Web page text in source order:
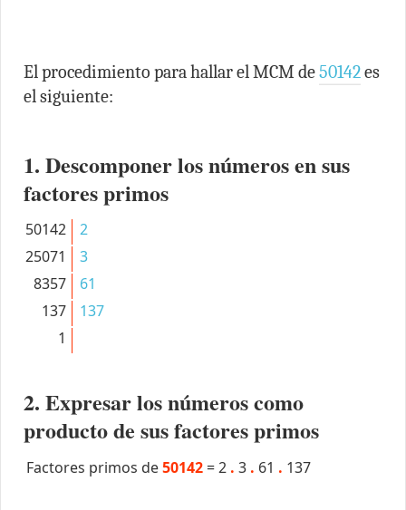
El procedimiento para hallar el MCM de50142es
el siguiente:
1. Descomponer los números en sus
factores primos
50142
2
25071
3
8357
61
137
137
1
2. Expresar los números como
producto de sus factores primos
Factores primos de50142 =2 . 3 . 61 . 137